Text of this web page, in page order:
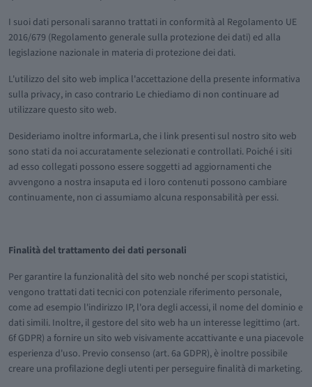
I suoi dati personali saranno trattati in conformità al Regolamento UE
2016/679 (Regolamento generale sulla protezione dei dati) ed alla
legislazione nazionale in materia di protezione dei dati.
L'utilizzo del sito web implica l'accettazione della presente informativa
sulla privacy, in caso contrario Le chiediamo di non continuare ad
utilizzare questo sito web.
Desideriamo inoltre informarLa, che i link presenti sul nostro sito web
sono stati da noi accuratamente selezionati e controllati. Poiché i siti
ad esso collegati possono essere soggetti ad aggiornamenti che
avvengono a nostra insaputa ed i loro contenuti possono cambiare
continuamente, non ci assumiamo alcuna responsabilità per essi.
Finalità del trattamento dei dati personali
Per garantire la funzionalità del sito web nonché per scopi statistici,
vengono trattati dati tecnici con potenziale riferimento personale,
come ad esempio l'indirizzo IP, l'ora degli accessi, il nome del dominio e
dati simili. Inoltre, il gestore del sito web ha un interesse legittimo (art.
6f GDPR) a fornire un sito web visivamente accattivante e una piacevole
esperienza d'uso. Previo consenso (art. 6a GDPR), è inoltre possibile
creare una profilazione degli utenti per perseguire finalità di marketing.